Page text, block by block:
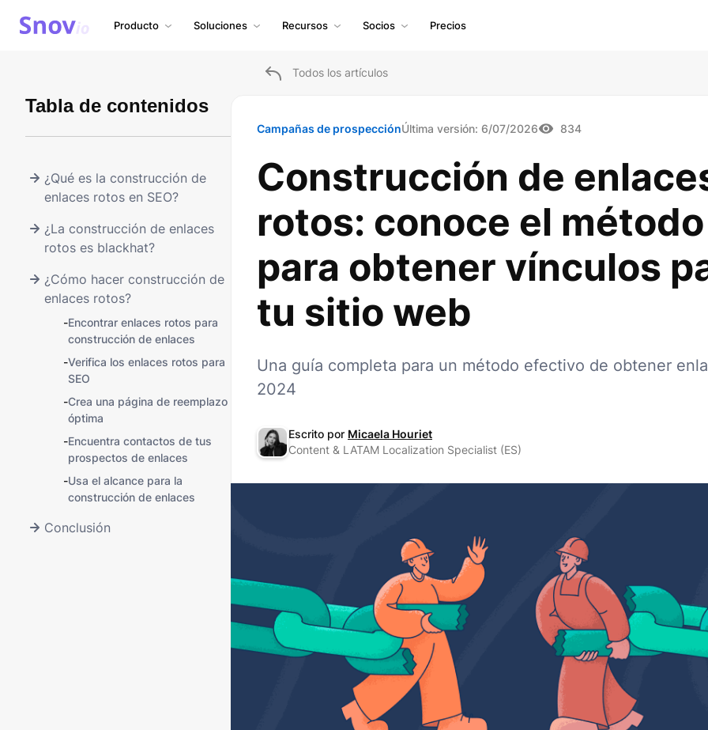
Producto Soluciones Recursos Socios Precios
Todos los artículos
Tabla de contenidos
¿Qué es la construcción de
enlaces rotos en SEO?
¿La construcción de enlaces
rotos es blackhat?
¿Cómo hacer construcción de
enlaces rotos?
-Encontrar enlaces rotos para
construcción de enlaces
-Verifica los enlaces rotos para
SEO
-Crea una página de reemplazo
óptima
-Encuentra contactos de tus
prospectos de enlaces
-Usa el alcance para la
construcción de enlaces
Conclusión
Campañas de prospecciónÚltima versión: 6/07/2026 834
Construcción de
rotos: conoce el método
para obtener vínculos
tu sitio web
Una guía completa para un método efectivo de obtener
2024
Escrito por Micaela Houriet
Content & LATAM Localization Specialist (ES)